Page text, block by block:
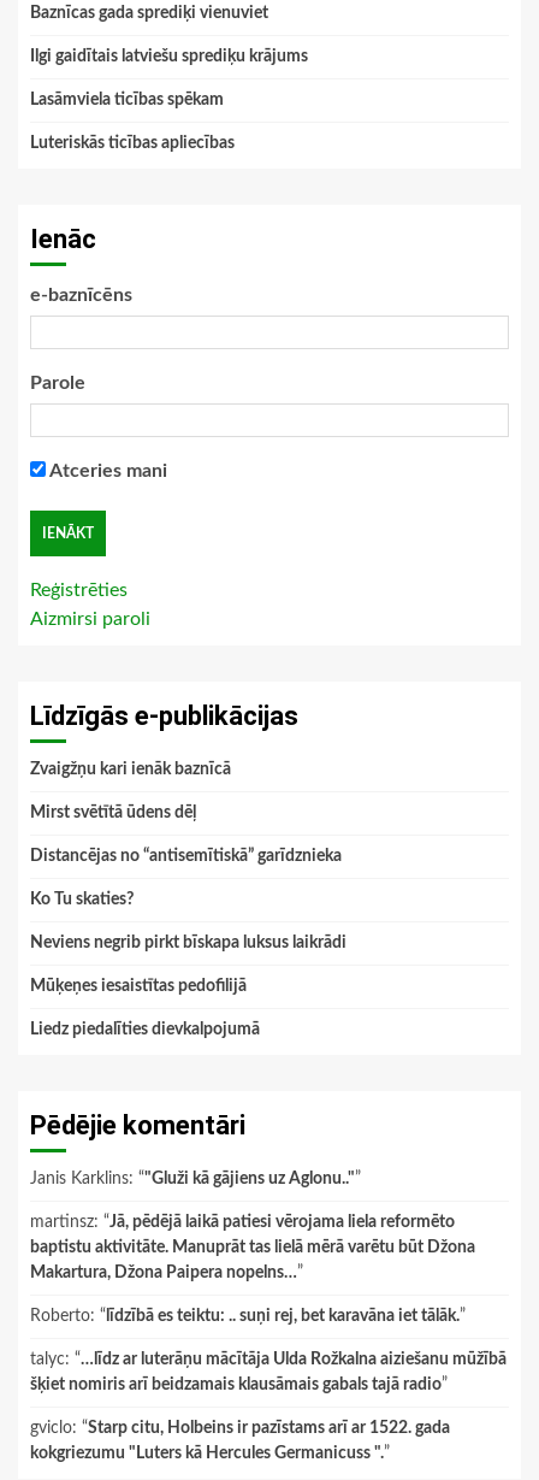
Baznīcas gada sprediķi vienuviet
Ilgi gaidītais latviešu sprediķu krājums
Lasāmviela ticības spēkam
Luteriskās ticības apliecības
Ienāc
e-baznīcēns
Parole
Atceries mani
Reģistrēties
Aizmirsi paroli
Līdzīgās e-publikācijas
Zvaigžņu kari ienāk baznīcā
Mirst svētītā ūdens dēļ
Distancējas no “antisemītiskā” garīdznieka
Ko Tu skaties?
Neviens negrib pirkt bīskapa luksus laikrādi
Mūķeņes iesaistītas pedofilijā
Liedz piedalīties dievkalpojumā
Pēdējie komentāri
Janis Karklins: “"Gluži kā gājiens uz Aglonu.."”
martinsz: “Jā, pēdējā laikā patiesi vērojama liela reformēto
baptistu aktivitāte. Manuprāt tas lielā mērā varētu būt Džona
Makartura, Džona Paipera nopelns…”
Roberto: “ līdzībā es teiktu: .. suņi rej, bet karavāna iet tālāk.”
talyc: “…līdz ar luterāņu mācītāja Ulda Rožkalna aiziešanu mūžībā
šķiet nomiris arī beidzamais klausāmais gabals tajā radio”
gviclo: “Starp citu, Holbeins ir pazīstams arī ar 1522. gada
kokgriezumu "Luters kā Hercules Germanicuss ".”